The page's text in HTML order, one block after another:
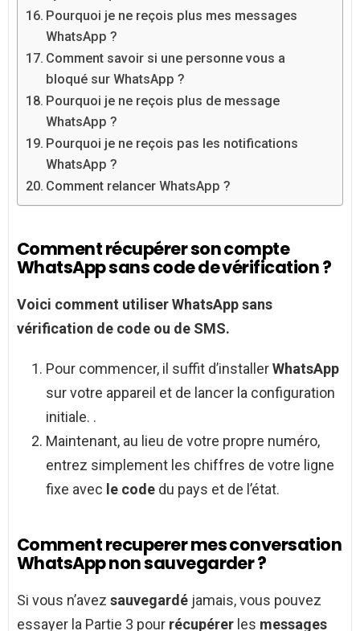
Pourquoi je ne reçois plus mes messages
WhatsApp ?
Comment savoir si une personne vous a
bloqué sur WhatsApp ?
Pourquoi je ne reçois plus de message
WhatsApp ?
Pourquoi je ne reçois pas les notifications
WhatsApp ?
Comment relancer WhatsApp ?
Comment récupérer son compte
WhatsApp sans code de vérification ?
Voici comment utiliserWhatsApp sans
vérification de code ou de SMS.
Pour commencer, il suffit d’installerWhatsApp
sur votre appareil et de lancer la configuration
initiale. .
Maintenant, au lieu de votre propre numéro,
entrez simplement les chiffres de votre ligne
fixe avec le code du pays et de l’état.
Comment recuperer mes conversation
WhatsApp non sauvegarder ?
Si vous n’avez sauvegardé jamais, vous pouvez
essayer la Partie 3 pour récupérer les messages